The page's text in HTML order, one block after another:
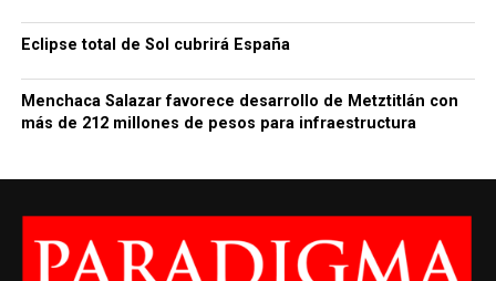
Eclipse total de Sol cubrirá España
Menchaca Salazar favorece desarrollo de Metztitlán con
más de 212 millones de pesos para infraestructura